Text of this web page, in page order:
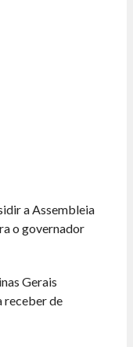
a Assembleia
o governador
Gerais
receber de